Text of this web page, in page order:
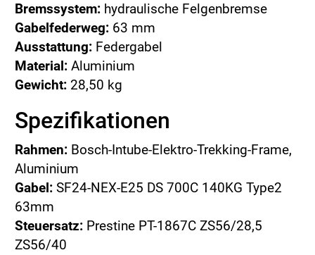
Bremssystem: hydraulische Felgenbremse
Gabelfederweg: 63 mm
Ausstattung: Federgabel
Material: Aluminium
Gewicht: 28,50 kg
Spezifikationen
Rahmen: Bosch-Intube-Elektro-Trekking-Frame,
Aluminium
Gabel: SF24-NEX-E25 DS 700C 140KG Type2
63mm
Steuersatz: Prestine PT-1867C ZS56/28,5
ZS56/40